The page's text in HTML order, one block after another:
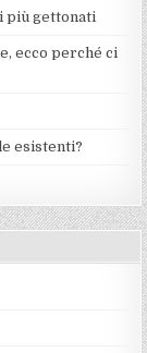
più gettonati
ecco perché ci
esistenti?